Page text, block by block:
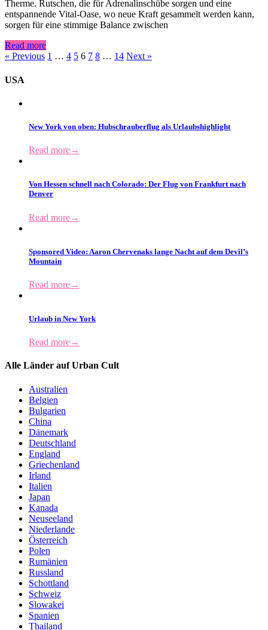
Therme. Rutschen, die für Adrenalinschübe sorgen und eine
entspannende Vital-Oase, wo neue Kraft gesammelt werden kann,
sorgen für eine stimmige Balance zwischen
Read more
« Previous 1 … 4 5 6 7 8 … 14 Next »
USA
New York von oben: Hubschrauberflug als Urlaubshighlight
Read more→
Von Hessen schnell nach Colorado: Der Flug von Frankfurt nach
Denver
Read more→
Sponsored Video: Aaron Chervenaks lange Nacht auf dem Devil’s
Mountain
Read more→
Urlaub in New York
Read more→
Alle Länder auf Urban Cult
Australien
Belgien
Bulgarien
China
Dänemark
Deutschland
England
Griechenland
Irland
Italien
Japan
Kanada
Neuseeland
Niederlande
Österreich
Polen
Rumänien
Russland
Schottland
Schweiz
Slowakei
Spanien
Thailand